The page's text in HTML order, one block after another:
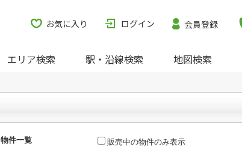
お気に入り ログイン 会員登録
エリア検索 駅・沿線検索 地図検索
物件一覧
販売中の物件のみ表示